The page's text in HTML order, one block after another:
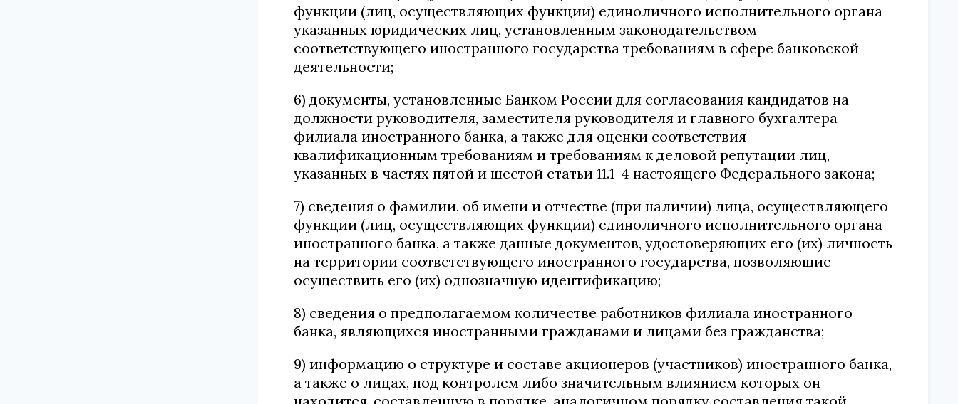
функции (лиц, осуществляющих функции) единоличного исполнительного органа
указанных юридических лиц, установленным законодательством
соответствующего иностранного государства требованиям в сфере банковской
деятельности;
6) документы, установленные Банком России для согласования кандидатов на
должности руководителя, заместителя руководителя и главного бухгалтера
филиала иностранного банка, а также для оценки соответствия
квалификационным требованиям и требованиям к деловой репутации лиц,
указанных в частях пятой и шестой статьи 11.1-4 настоящего Федерального закона;
7) сведения о фамилии, об имени и отчестве (при наличии) лица, осуществляющего
функции (лиц, осуществляющих функции) единоличного исполнительного органа
иностранного банка, а также данные документов, удостоверяющих его (их) личность
на территории соответствующего иностранного государства, позволяющие
осуществить его (их) однозначную идентификацию;
8) сведения о предполагаемом количестве работников филиала иностранного
банка, являющихся иностранными гражданами и лицами без гражданства;
9) информацию о структуре и составе акционеров (участников) иностранного банка,
а также о лицах, под контролем либо значительным влиянием которых он